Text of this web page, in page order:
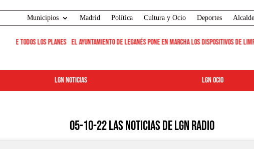
Municipios Madrid Política Cultura y Ocio Deportes
todos los planes<- El Ayuntamiento de Leganés pone en marcha los dispositivos de
LGN Noticias LGN ocio
05-10-22 Las Noticias de LGN Radio